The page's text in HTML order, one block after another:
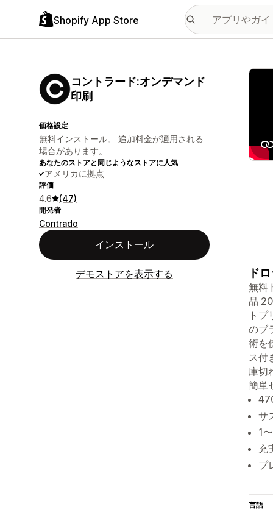
Shopify App Store
コントラード:オンデマンド
印刷
価格設定
無料インストール。 追加料金が適用される
場合があります。
あなたのストアと同じようなストアに人気
アメリカに拠点
評価
4.6 (47)
開発者
Contrado
インストール
デモストアを表示する
特集
ド
無料
品
ト
のブ
術を
ス付
庫切
簡単
サ
1
充
プ
言語